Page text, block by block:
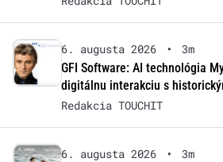
6. augusta 2026 •
3m
GFI Software: AI technológia
digitálnu interakciu s
Redakcia TOUCHIT
6. augusta 2026 •
3m